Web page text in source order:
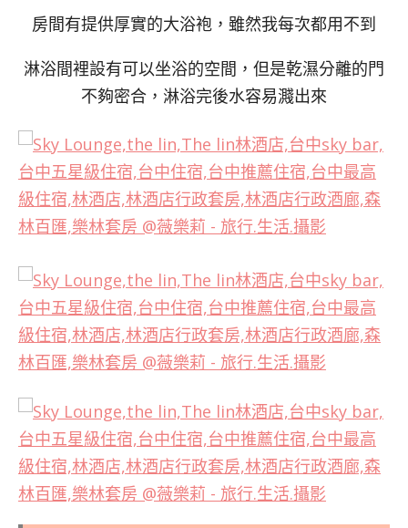
房間有提供厚實的大浴袍，雖然我每次都用不到
淋浴間裡設有可以坐浴的空間，但是乾濕分離的門
不夠密合，淋浴完後水容易濺出來